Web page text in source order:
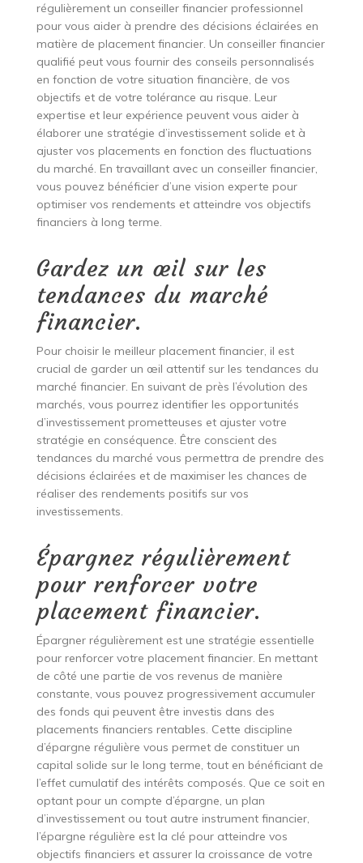
régulièrement un conseiller financier professionnel
pour vous aider à prendre des décisions éclairées en
matière de placement financier. Un conseiller financier
qualifié peut vous fournir des conseils personnalisés
en fonction de votre situation financière, de vos
objectifs et de votre tolérance au risque. Leur
expertise et leur expérience peuvent vous aider à
élaborer une stratégie d’investissement solide et à
ajuster vos placements en fonction des fluctuations
du marché. En travaillant avec un conseiller financier,
vous pouvez bénéficier d’une vision experte pour
optimiser vos rendements et atteindre vos objectifs
financiers à long terme.
Gardez un œil sur les
tendances du marché
financier.
Pour choisir le meilleur placement financier, il est
crucial de garder un œil attentif sur les tendances du
marché financier. En suivant de près l’évolution des
marchés, vous pourrez identifier les opportunités
d’investissement prometteuses et ajuster votre
stratégie en conséquence. Être conscient des
tendances du marché vous permettra de prendre des
décisions éclairées et de maximiser les chances de
réaliser des rendements positifs sur vos
investissements.
Épargnez régulièrement
pour renforcer votre
placement financier.
Épargner régulièrement est une stratégie essentielle
pour renforcer votre placement financier. En mettant
de côté une partie de vos revenus de manière
constante, vous pouvez progressivement accumuler
des fonds qui peuvent être investis dans des
placements financiers rentables. Cette discipline
d’épargne régulière vous permet de constituer un
capital solide sur le long terme, tout en bénéficiant de
l’effet cumulatif des intérêts composés. Que ce soit en
optant pour un compte d’épargne, un plan
d’investissement ou tout autre instrument financier,
l’épargne régulière est la clé pour atteindre vos
objectifs financiers et assurer la croissance de votre